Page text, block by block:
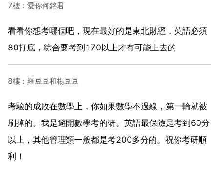
7樓：愛你何銘君
看看你想考哪個吧，現在最好的是東北財經，英語必須
80打底，綜合要考到170以上才有可能上去的
8樓：羅豆豆和楊豆豆
考驗的成敗在數學上，你如果數學不過線，第一輪就被
刷掉的。我是避開數學考的研。英語最保險是考到60分
以上，其他管理類一般都是考200多分的。祝你考研順
利！